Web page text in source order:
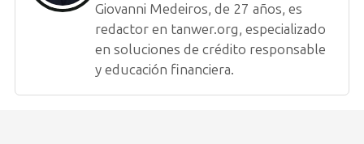
Giovanni Medeiros, de 27 años, es
redactor en tanwer.org, especializado
en soluciones de crédito responsable
y educación financiera.